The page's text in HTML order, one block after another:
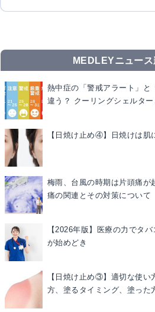
MEDLEYニュー
熱中症の「警戒アラート」と
違う？ クーリングシェルター
【日焼け止め④】日焼けは肌
梅雨、台風の時期は片頭痛が
痛の関連とその対策について
【2026年版】医療の力でタ
が始めどき
【日焼け止め③】適切な使い
方、塗るタイミング、塗った